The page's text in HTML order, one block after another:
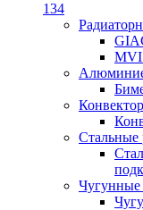
134
MVI
Стальные
Чугунные